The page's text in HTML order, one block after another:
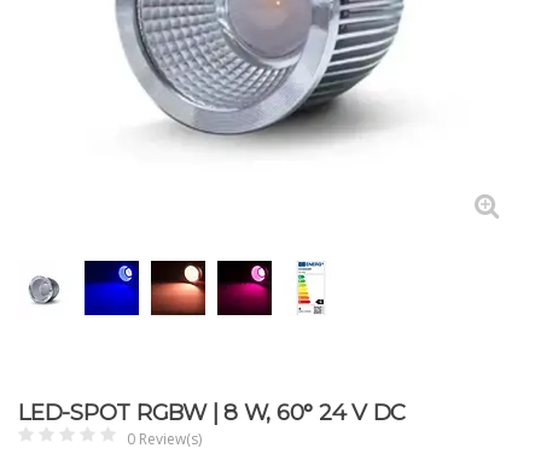
LED-SPOT RGBW | 8 W, 60° 24 V DC
0 Review(s)